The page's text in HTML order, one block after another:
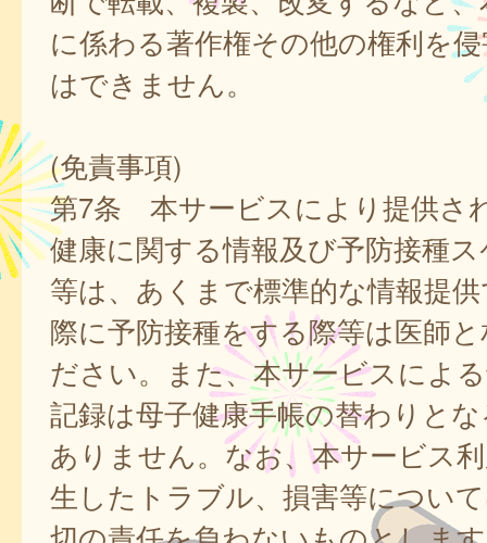
に係わる著作権その他の権利を
はできません。
(免責事項)
第7条 本サービスにより提供さ
健康に関する情報及び予防接種
等は、あくまで標準的な情報提
際に予防接種をする際等は医師
ださい。また、本サービスによ
記録は母子健康手帳の替わりと
ありません。なお、本サービス
生したトラブル、損害等につい